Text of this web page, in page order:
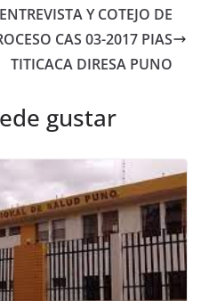
Y COTEJO DE
CAS 03-2017 PIAS
TITICACA DIRESA PUNO
gustar